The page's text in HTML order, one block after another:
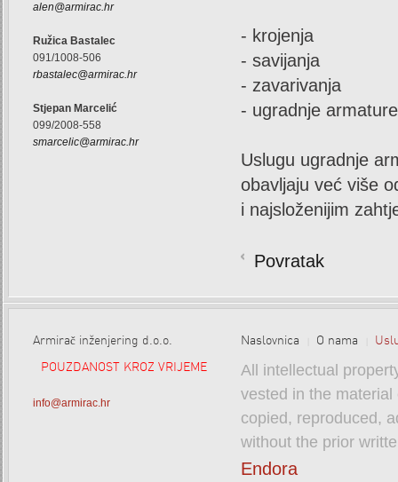
alen@armirac.hr
Ružica Bastalec
091/1008-506
rbastalec@armirac.hr
Stjepan Marcelić
099/2008-558
smarcelic@armirac.hr
- krojenja
- savijanja
- zavarivanja
- ugradnje armature
Uslugu ugradnje
obavljaju već više
i najsloženijim
Povratak
Armirač inženjering d.o.o.
POUZDANOST KROZ VRIJEME
info@armirac.hr
Naslovnica O nama
All intellectual
vested in the
copied, reproduced,
without the prior
Endora